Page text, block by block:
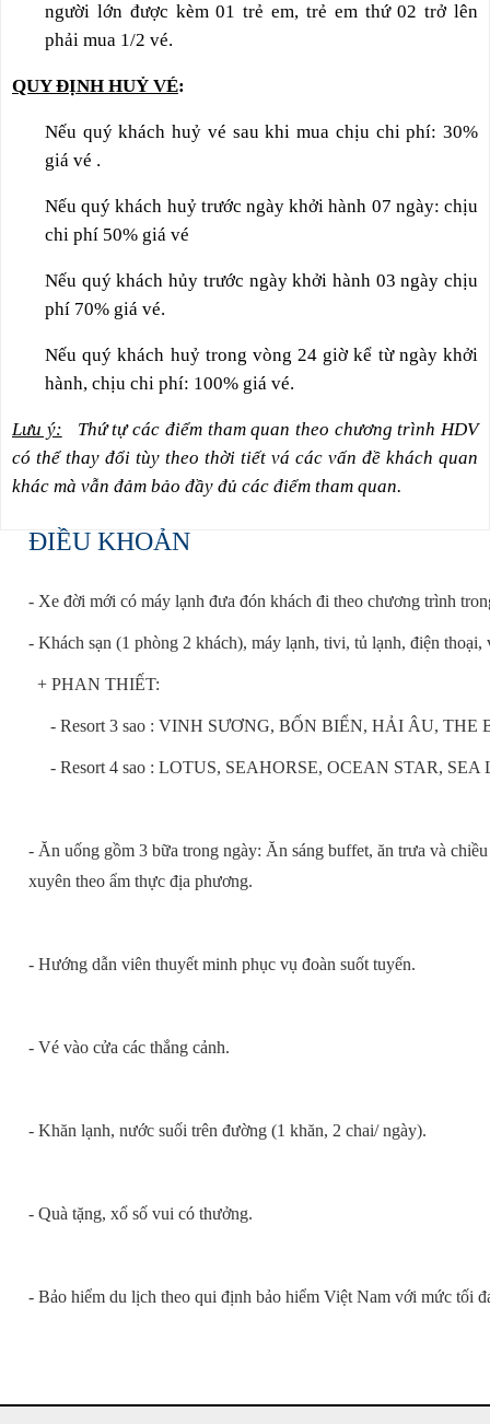
người lớn được kèm 01 trẻ em, trẻ em thứ 02 trở lên
phải mua 1/2 vé.
QUY ĐỊNH HUỶ VÉ:
Nếu quý khách huỷ vé sau khi mua chịu chi phí: 30%
giá vé .
Nếu quý khách huỷ trước ngày khởi hành 07 ngày: chịu
chi phí 50% giá vé
Nếu quý khách hủy trước ngày khởi hành 03 ngày chịu
phí 70% giá vé.
Nếu quý khách huỷ trong vòng 24 giờ kể từ ngày khởi
hành, chịu chi phí: 100% giá vé.
Lưu ý: Thứ tự các điểm tham quan theo chương trình HDV
có thể thay đổi tùy theo thời tiết vá các vấn đề khách quan
khác mà vẫn đảm bảo đầy đủ các điểm tham quan.
ĐIỀU KHOẢN
- Xe đời mới có máy lạnh đưa đón khách đi theo chương trình
- Khách sạn (1 phòng 2 khách), máy lạnh, tivi, tủ lạnh, điện
+ PHAN THIẾT:
- Resort 3 sao : VINH SƯƠNG, BỐN BIỂN, HẢI ÂU, THE
- Resort 4 sao : LOTUS, SEAHORSE, OCEAN STAR,
- Ăn uống gồm 3 bữa trong ngày: Ăn sáng buffet, ăn trưa và
xuyên theo ẩm thực địa phương.
- Hướng dẫn viên thuyết minh phục vụ đoàn suốt tuyến.
- Vé vào cửa các thắng cảnh.
- Khăn lạnh, nước suối trên đường (1 khăn, 2 chai/ ngày).
- Quà tặng, xổ số vui có thưởng.
- Bảo hiểm du lịch theo qui định bảo hiểm Việt Nam với mức tối